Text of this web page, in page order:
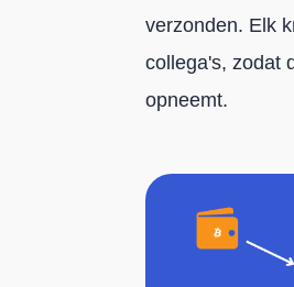
verzonden. Elk
collega's, zodat
opneemt.